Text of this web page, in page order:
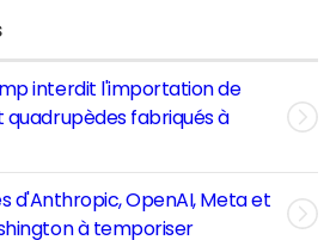
interdit l'importation de
fabriqués à
d'Anthropic, OpenAI, Meta et
à temporiser